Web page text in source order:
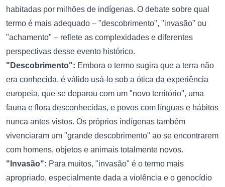
habitadas por milhões de indígenas. O debate sobre qual
termo é mais adequado – "descobrimento", "invasão" ou
"achamento" – reflete as complexidades e diferentes
perspectivas desse evento histórico.
"Descobrimento": Embora o termo sugira que a terra não
era conhecida, é válido usá-lo sob a ótica da experiência
europeia, que se deparou com um "novo território", uma
fauna e flora desconhecidas, e povos com línguas e hábitos
nunca antes vistos. Os próprios indígenas também
vivenciaram um "grande descobrimento" ao se encontrarem
com homens, objetos e animais totalmente novos.
"Invasão": Para muitos, "invasão" é o termo mais
apropriado, especialmente dada a violência e o genocídio